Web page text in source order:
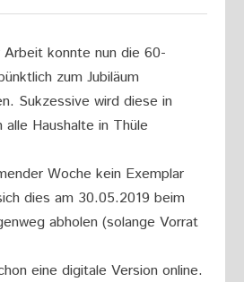
Arbeit konnte nun die 60-
zum Jubiläum
Sukzessive wird diese in
Haushalte in Thüle
Woche kein Exemplar
dies am 30.05.2019 beim
abholen (solange Vorrat
eine digitale Version online.